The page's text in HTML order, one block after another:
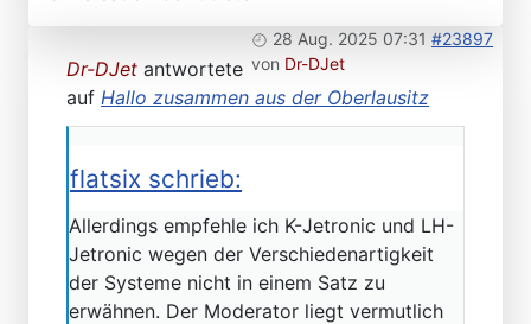
28 Aug. 2025 07:31 #23897
von Dr-DJet
Dr-DJet antwortete
auf Hallo zusammen aus der Oberlausitz
flatsix schrieb:
Allerdings empfehle ich K-Jetronic und LH-
Jetronic wegen der Verschiedenartigkeit
der Systeme nicht in einem Satz zu
erwähnen. Der Moderator liegt vermutlich